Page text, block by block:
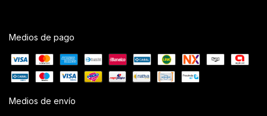
Medios de pago
Medios de envío